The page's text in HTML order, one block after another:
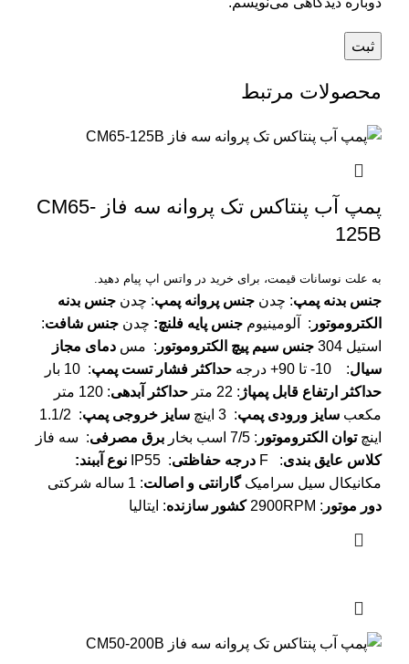
محصولات مرتبط
پمپ آب پنتاکس تک پروانه سه فاز CM65-
125B
به علت نوسانات قیمت، برای خرید در واتس اپ پیام دهید.
جنس بدنه پمپ: چدن جنس پروانه پمپ: چدن جنس بدنه
الکتروموتور : آلومینیوم جنس پایه فلنچ: چدن جنس شافت:
استیل 304
جنس سیم پیچ الکتروموتور : مس دمای مجاز
سیال: 10- تا 90+ درجه حداکثر فشار تست پمپ: 10 بار
حداکثر ارتفاع قابل پمپاژ : 22 متر حداکثر آبدهی
: 120 متر
مکعب سایز ورودی پمپ: 3 اینچ سایز خروجی پمپ
: 1.1/2
اینچتوان الکتروموتور : 7/5 اسب بخار برق مصرفی: سه فاز
کلاس عایق بندی: F درجه حفاظتی: IP55 نوع آببند:
مکانیکال سیل سرامیکگارانتی و اصالت: 1 ساله شرکتی
دور موتور : 2900RPM کشور سازنده: ایتالیا